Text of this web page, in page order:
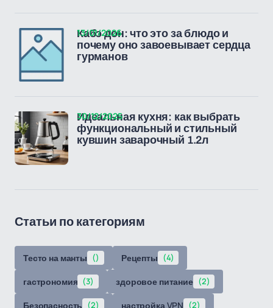
Кабэ дон: что это за блюдо и
почему оно завоевывает сердца
гурманов
13/01/2026
Идеальная кухня: как выбрать
функциональный и стильный
кувшин заварочный 1.2л
30/12/2025
Статьи по категориям
Тесто на манты () Рецепты (4)
гастрономия (3) здоровое питание (2)
Безопасность (2) настройка VPN (2)